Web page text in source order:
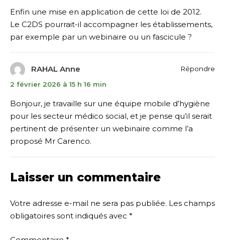
Enfin une mise en application de cette loi de 2012.
Le C2DS pourrait-il accompagner les établissements,
par exemple par un webinaire ou un fascicule ?
RAHAL Anne
2 février 2026 à 15 h 16 min
Bonjour, je travaille sur une équipe mobile d’hygiène
pour les secteur médico social, et je pense qu’il serait
pertinent de présenter un webinaire comme l’a
proposé Mr Carenco.
Répondre
Laisser un commentaire
Votre adresse e-mail ne sera pas publiée. Les champs
obligatoires sont indiqués avec *